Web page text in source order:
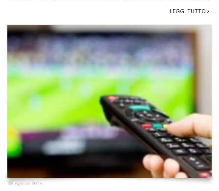
LEGGI TUTTO
28 Agosto 2015